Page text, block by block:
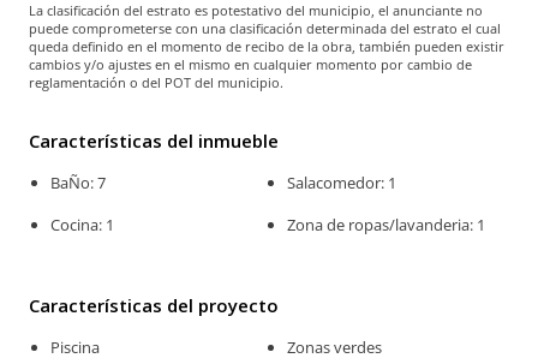
La clasificación del estrato es potestativo del municipio, el anunciante no
puede comprometerse con una clasificación determinada del estrato el cual
queda definido en el momento de recibo de la obra, también pueden existir
cambios y/o ajustes en el mismo en cualquier momento por cambio de
reglamentación o del POT del municipio.
Características del inmueble
BaÑo: 7
Cocina: 1
Salacomedor: 1
Zona de ropas/lavanderia: 1
Características del proyecto
Piscina Zonas verdes